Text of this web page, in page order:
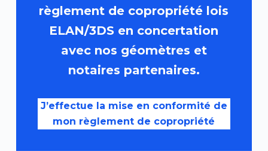
règlement de copropriété lois
ELAN/3DS en concertation
avec nos géomètres et
notaires partenaires.
J’effectue la mise en conformité de
mon règlement de copropriété